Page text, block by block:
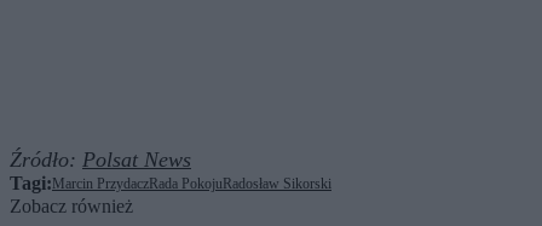
Źródło: Polsat News
Tagi: Marcin Przydacz Rada Pokoju Radosław Sikorski
Zobacz również